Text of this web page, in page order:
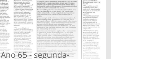
Ano 65 - segunda-